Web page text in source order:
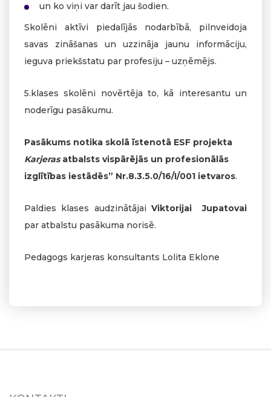
un ko viņi var darīt jau šodien.
Skolēni aktīvi piedalījās nodarbībā, pilnveidoja
savas zināšanas un uzzināja jaunu informāciju,
ieguva priekšstatu par profesiju – uzņēmējs.
5.klases skolēni novērtēja to, kā interesantu un
noderīgu pasākumu.
Pasākums notika skolā īstenotā ESF projekta
Karjeras atbalsts vispārējās un profesionālās
izglītības iestādēs” Nr.8.3.5.0/16/I/001 ietvaros.
Paldies klases audzinātājaiViktorijai Jupatovai
par atbalstu pasākuma norisē.
Pedagogs karjeras konsultants Lolita Eklone